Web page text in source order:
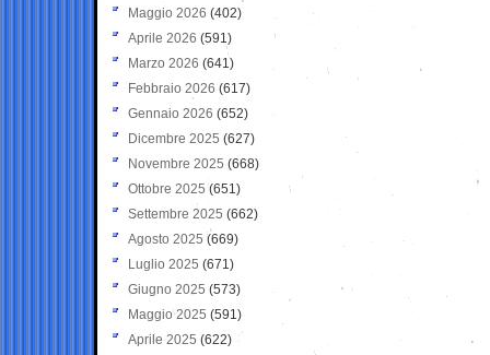
Maggio 2026 (402)
Aprile 2026 (591)
Marzo 2026 (641)
Febbraio 2026 (617)
Gennaio 2026 (652)
Dicembre 2025 (627)
Novembre 2025 (668)
Ottobre 2025 (651)
Settembre 2025 (662)
Agosto 2025 (669)
Luglio 2025 (671)
Giugno 2025 (573)
Maggio 2025 (591)
Aprile 2025 (622)